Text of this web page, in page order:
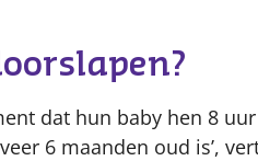
dat hun baby hen 8
6 maanden oud is’,